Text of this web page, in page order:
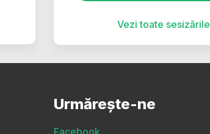
Vezi toate sesizările
Urmărește-ne
Facebook